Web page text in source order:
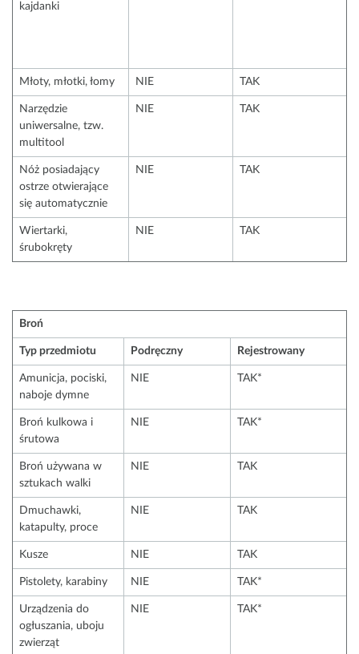
kajdanki
Młoty, młotki, łomy NIE TAK
Narzędzie
uniwersalne, tzw.
multitool
NIE TAK
Nóż posiadający
ostrze otwierające
się automatycznie
NIE TAK
Wiertarki,
śrubokręty
NIE TAK
Broń
Typ przedmiotu Podręczny Rejestrowany
Amunicja, pociski,
naboje dymne
NIE TAK*
Broń kulkowa i
śrutowa
NIE TAK*
Broń używana w
sztukach walki
NIE TAK
Dmuchawki,
katapulty, proce
NIE TAK
Kusze NIE TAK
Pistolety, karabiny NIE TAK*
Urządzenia do
ogłuszania, uboju
zwierząt
NIE TAK*